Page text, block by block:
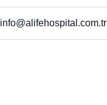
info@alifehospital.com.tr